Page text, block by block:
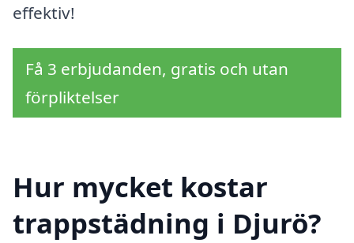
effektiv!
Få 3 erbjudanden, gratis och utan
förpliktelser
Hur mycket kostar
trappstädning i Djurö?